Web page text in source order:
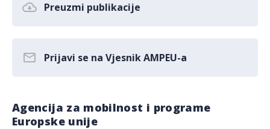
Preuzmi publikacije
Prijavi se na Vjesnik AMPEU-a
Agencija za mobilnost i programe
Europske unije